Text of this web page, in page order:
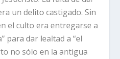
un delito castigado. Sin
el culto era entregarse a
para dar lealtad a “el
no sólo en la antigua